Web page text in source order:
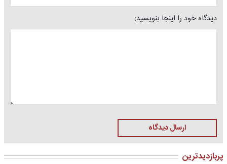
دیدگاه خود را اینجا بنویسید:
ارسال دیدگاه
پربازدیدترین